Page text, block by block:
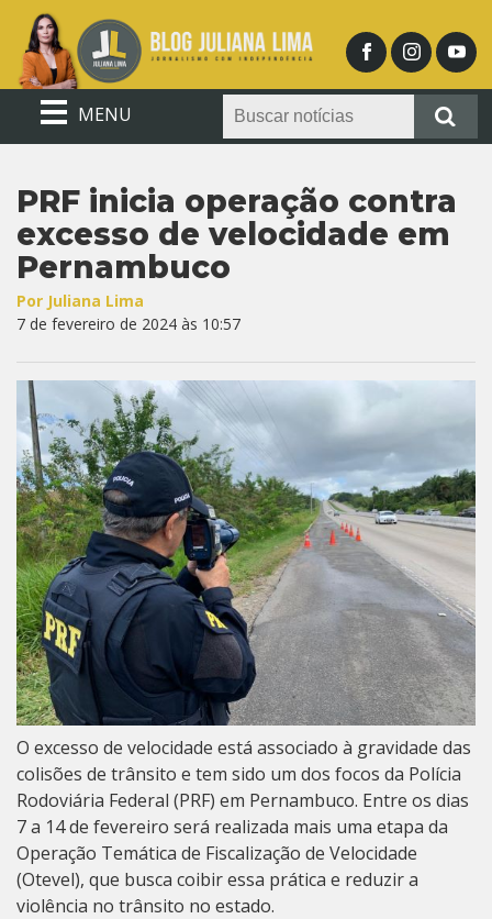
MENU
PRF inicia operação contra
excesso de velocidade em
Pernambuco
Por Juliana Lima
7 de fevereiro de 2024 às 10:57
O excesso de velocidade está associado à gravidade das
colisões de trânsito e tem sido um dos focos da Polícia
Rodoviária Federal (PRF) em Pernambuco. Entre os dias
7 a 14 de fevereiro será realizada mais uma etapa da
Operação Temática de Fiscalização de Velocidade
(Otevel), que busca coibir essa prática e reduzir a
violência no trânsito no estado.